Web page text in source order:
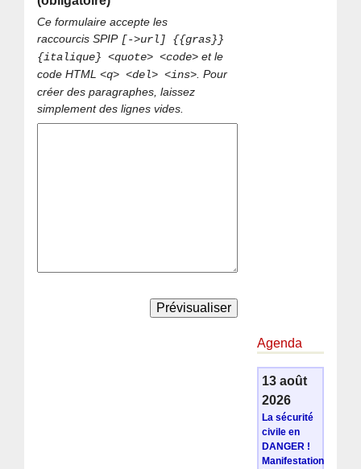
Ce formulaire accepte les
raccourcis SPIP [->url] {{gras}}
{italique} <quote> <code> et le
code HTML<q> <del> <ins>. Pour
créer des paragraphes, laissez
simplement des lignes vides.
Agenda
13 août
2026
La sécurité
civile en
DANGER !
Manifestation